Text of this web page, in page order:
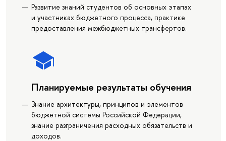
Развитие знаний студентов об основных этапах
и участниках бюджетного процесса, практике
предоставления межбюджетных трансфертов.
Планируемые результаты обучения
Знание архитектуры, принципов и элементов
бюджетной системы Российской Федерации,
знание разграничения расходных обязательств и
доходов.